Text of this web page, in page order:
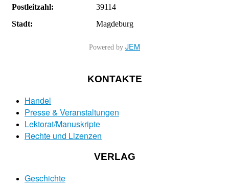
Postleitzahl:
39114
Stadt:
Magdeburg
Powered by JEM
KONTAKTE
Handel
Presse & Veranstaltungen
Lektorat/Manuskripte
Rechte und Lizenzen
VERLAG
Geschichte